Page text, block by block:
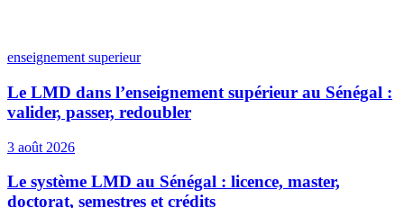
enseignement superieur
Le LMD dans l’enseignement supérieur au Sénégal :
valider, passer, redoubler
3 août 2026
Le système LMD au Sénégal : licence, master,
doctorat, semestres et crédits